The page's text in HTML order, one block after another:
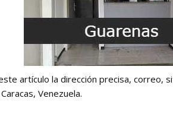
artículo la dirección precisa, correo,
Venezuela.